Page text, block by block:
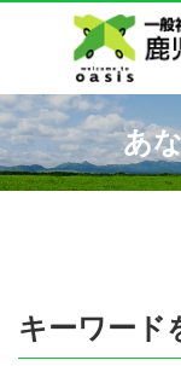
あ
キーワード